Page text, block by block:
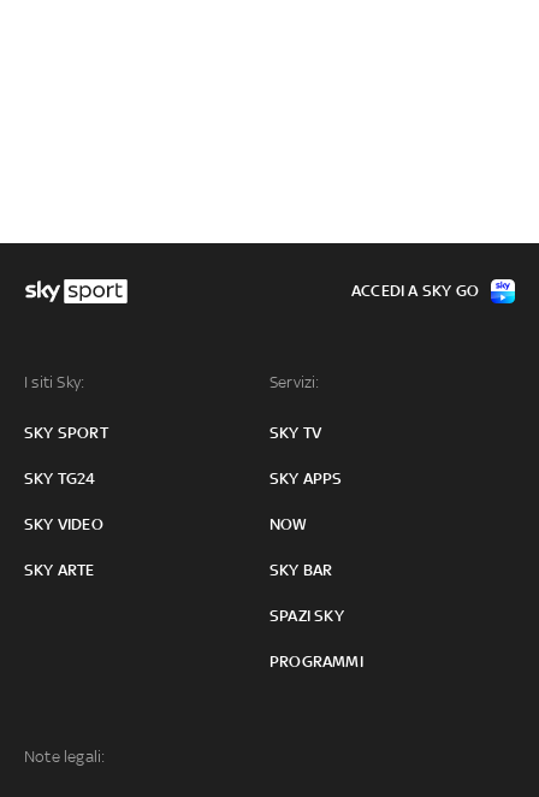
I siti Sky:
SKY SPORT
SKY TG24
SKY VIDEO
SKY ARTE
Servizi:
SKY TV
SKY APPS
NOW
SKY BAR
SPAZI SKY
PROGRAMMI
Note legali:
ACCEDI A SKY GO